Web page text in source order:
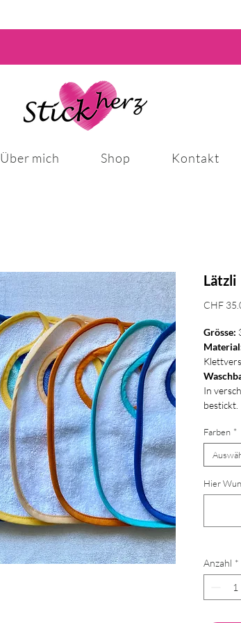
Über mich Shop Kontakt
Lätzli
CHF
Grösse:
In
bestickt.
Farben *
Hier
Anzahl *